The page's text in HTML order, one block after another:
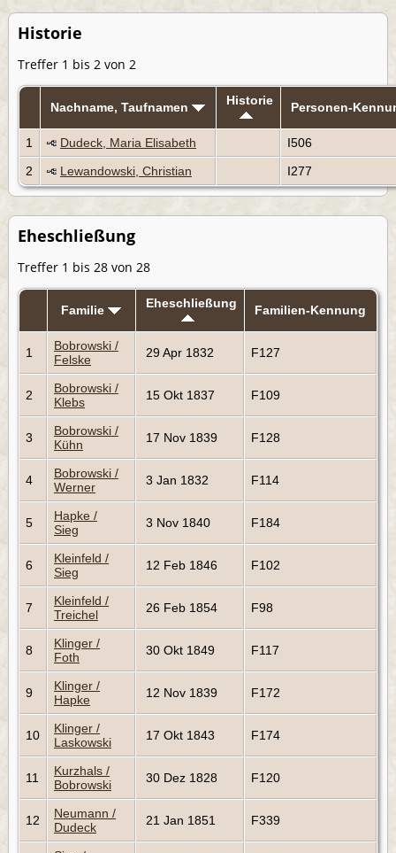
Historie
Treffer 1 bis 2 von 2
Nachname, Taufnamen Historie Personen-
1 Dudeck, Maria Elisabeth
I506
2
Lewandowski, Christian I277
Eheschließung
Treffer 1 bis 28 von 28
Familie Eheschließung Familien-Kennung
1
Bobrowski /
Felske
29 Apr 1832 F127
2
Bobrowski /
Klebs
15 Okt 1837 F109
3
Bobrowski /
Kühn
17 Nov 1839 F128
4
Bobrowski /
Werner
3 Jan 1832 F114
5
Hapke /
Sieg
3 Nov 1840 F184
6
Kleinfeld /
Sieg
12 Feb 1846 F102
7
Kleinfeld /
Treichel
26 Feb 1854 F98
8
Klinger /
Foth
30 Okt 1849 F117
9
Klinger /
Hapke
12 Nov 1839 F172
10
Klinger /
Laskowski
17 Okt 1843 F174
11
Kurzhals /
Bobrowski
30 Dez 1828 F120
12
Neumann /
Dudeck
21 Jan 1851 F339